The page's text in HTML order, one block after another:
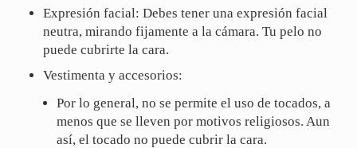
Expresión facial: Debes tener una expresión facial
neutra, mirando fijamente a la cámara. Tu pelo no
puede cubrirte la cara.
Vestimenta y accesorios:
Por lo general, no se permite el uso de tocados, a
menos que se lleven por motivos religiosos. Aun
así, el tocado no puede cubrir la cara.